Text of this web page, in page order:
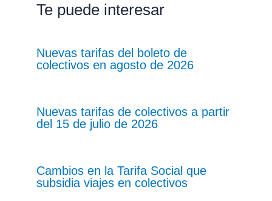
Te puede interesar
Nuevas tarifas del boleto de
colectivos en agosto de 2026
Nuevas tarifas de colectivos a partir
del 15 de julio de 2026
Cambios en la Tarifa Social que
subsidia viajes en colectivos